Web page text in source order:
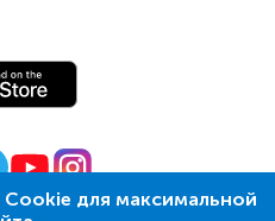
для максимальной